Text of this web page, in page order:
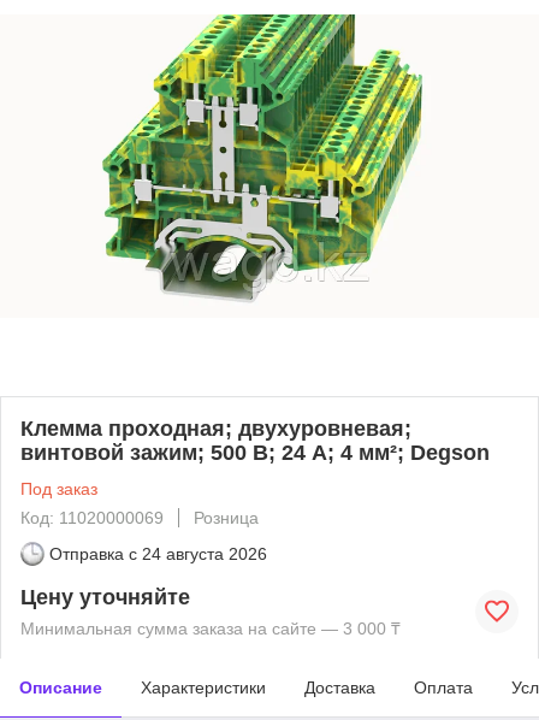
Клемма проходная; двухуровневая;
винтовой зажим; 500 В; 24 А; 4 мм²; Degson
Под заказ
Код: 11020000069
Розница
Отправка с 24 августа 2026
Цену уточняйте
Минимальная сумма заказа на сайте — 3 000 ₸
Описание Характеристики Доставка Оплата